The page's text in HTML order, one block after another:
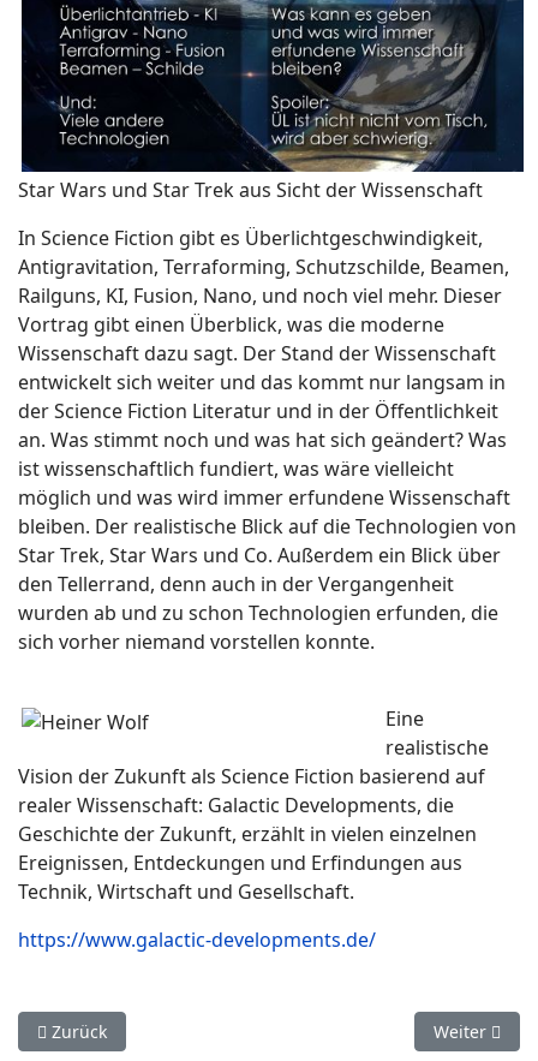
Star Wars und Star Trek aus Sicht der Wissenschaft
In Science Fiction gibt es Überlichtgeschwindigkeit,
Antigravitation, Terraforming, Schutzschilde, Beamen,
Railguns, KI, Fusion, Nano, und noch viel mehr. Dieser
Vortrag gibt einen Überblick, was die moderne
Wissenschaft dazu sagt. Der Stand der Wissenschaft
entwickelt sich weiter und das kommt nur langsam in
der Science Fiction Literatur und in der Öffentlichkeit
an. Was stimmt noch und was hat sich geändert? Was
ist wissenschaftlich fundiert, was wäre vielleicht
möglich und was wird immer erfundene Wissenschaft
bleiben. Der realistische Blick auf die Technologien von
Star Trek, Star Wars und Co. Außerdem ein Blick über
den Tellerrand, denn auch in der Vergangenheit
wurden ab und zu schon Technologien erfunden, die
sich vorher niemand vorstellen konnte.
Eine
realistische
Vision der Zukunft als Science Fiction basierend auf
realer Wissenschaft: Galactic Developments, die
Geschichte der Zukunft, erzählt in vielen einzelnen
Ereignissen, Entdeckungen und Erfindungen aus
Technik, Wirtschaft und Gesellschaft.
https://www.galactic-developments.de/
Vorheriger Beitrag: Über den heimischen Tellerrand:
Zurück Nächster
Weiter